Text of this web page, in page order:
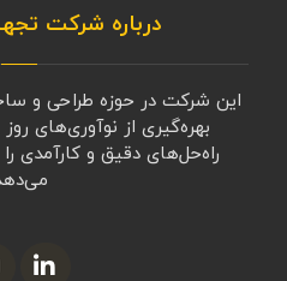
درباره شرکت
این شرکت در حوزه طراحی و
بهره‌گیری از نوآوری‌های
راه‌حل‌های دقیق و کارآمدی